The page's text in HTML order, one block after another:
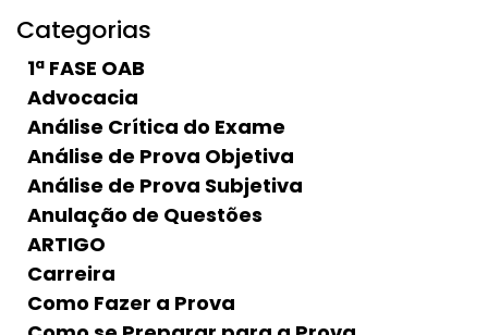
Categorias
1ª FASE OAB
Advocacia
Análise Crítica do Exame
Análise de Prova Objetiva
Análise de Prova Subjetiva
Anulação de Questões
ARTIGO
Carreira
Como Fazer a Prova